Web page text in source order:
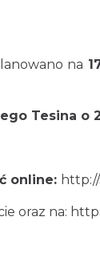
na
Tesina o
online:
oraz na: